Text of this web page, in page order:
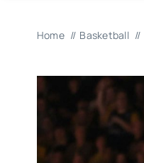
Home Basketball